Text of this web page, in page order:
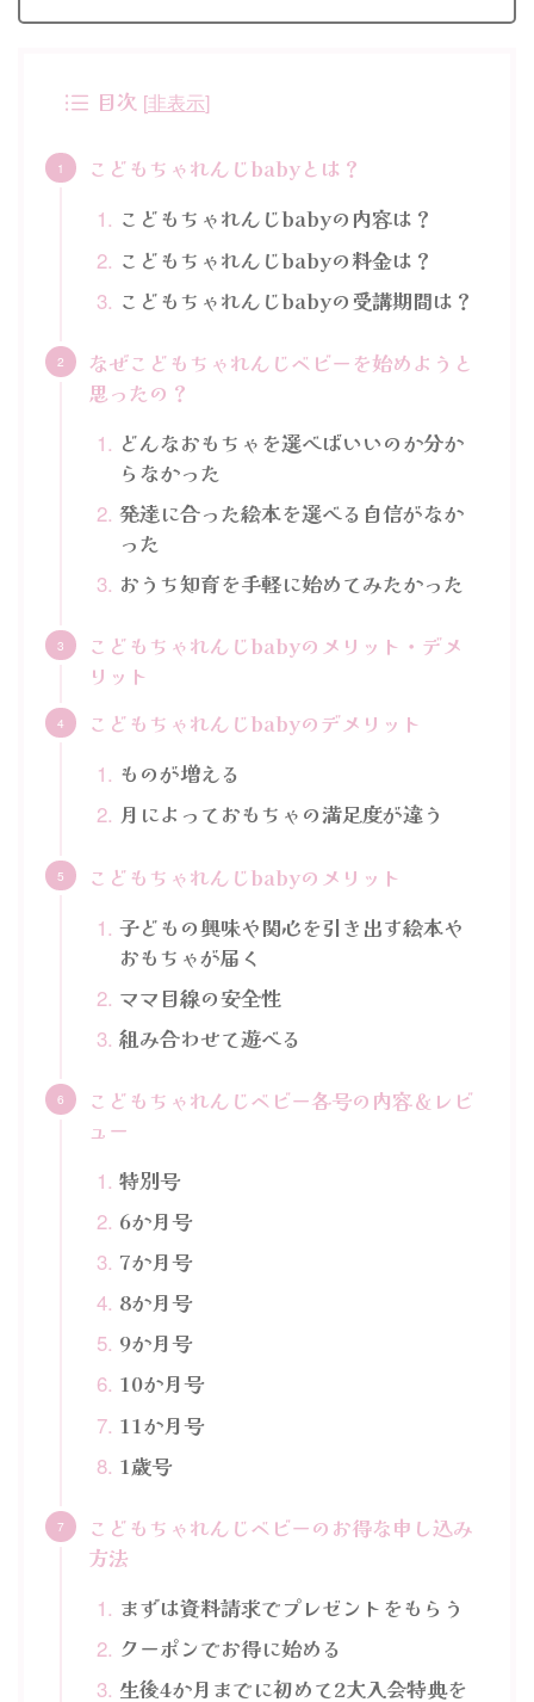
目次 [非表示]
こどもちゃれんじbabyとは？
こどもちゃれんじbabyの内容は？
こどもちゃれんじbabyの料金は？
こどもちゃれんじbabyの受講期間は？
なぜこどもちゃれんじベビーを始めようと
思ったの？
どんなおもちゃを選べばいいのか分か
らなかった
発達に合った絵本を選べる自信がなか
った
おうち知育を手軽に始めてみたかった
こどもちゃれんじbabyのメリット・デメ
リット
こどもちゃれんじbabyのデメリット
ものが増える
月によっておもちゃの満足度が違う
こどもちゃれんじbabyのメリット
子どもの興味や関心を引き出す絵本や
おもちゃが届く
ママ目線の安全性
組み合わせて遊べる
こどもちゃれんじベビー各号の内容＆レビ
ュー
特別号
6か月号
7か月号
8か月号
9か月号
10か月号
11か月号
1歳号
こどもちゃれんじベビーのお得な申し込み
方法
まずは資料請求でプレゼントをもらう
クーポンでお得に始める
生後4か月までに初めて2大入会特典を